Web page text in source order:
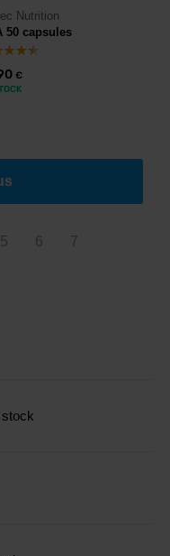
Nutrition
50 capsules
€
5 6 7